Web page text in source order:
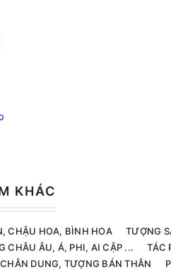
KHÁC
CHẬU HOA, BÌNH HOA TƯỢNG
CHÂU ÂU, Á, PHI, AI CẬP ...
TÁC
DUNG, TƯỢNG BÁN THÂN